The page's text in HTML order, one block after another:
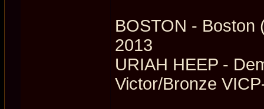
BOSTON - Boston
2013
URIAH HEEP -
Victor/Bronze